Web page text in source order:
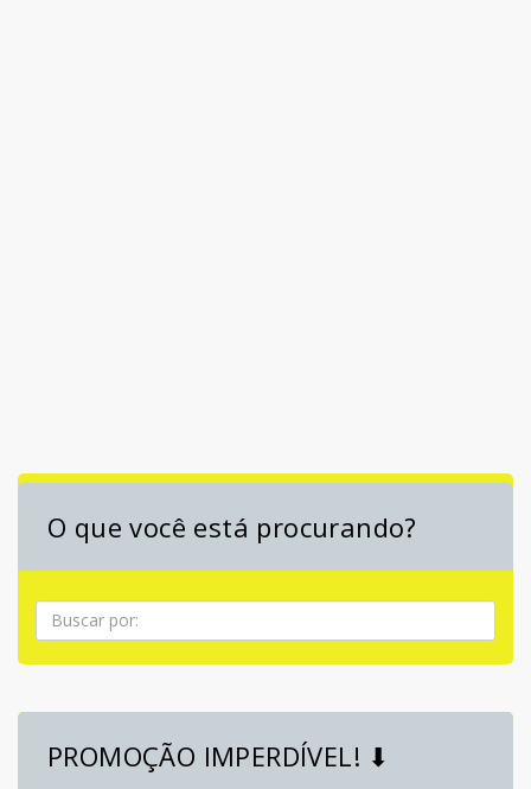
O que você está procurando?
Pesquisa
PROMOÇÃO IMPERDÍVEL! ⬇